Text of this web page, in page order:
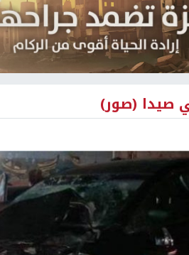
صيدا (صور)